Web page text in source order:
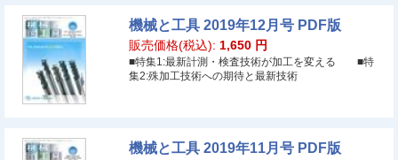
機械と工具 2019年12月号 PDF版
販売価格(税込): 1,650 円
■特集1:最新計測・検査技術が加工を変える ■特
集2:殊加工技術への期待と最新技術
機械と工具 2019年11月号 PDF版